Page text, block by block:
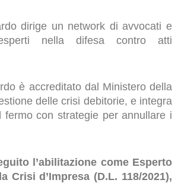
dirige un network di avvocati e
nella difesa contro atti
è accreditato dal Ministero della
delle crisi debitorie, e integra
fermo con strategie per annullare i
l’abilitazione come Esperto
Crisi d’Impresa (D.L. 118/2021),